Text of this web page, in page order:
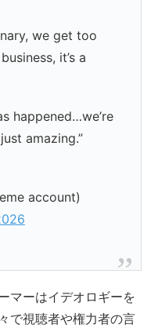
we get too
it’s a
happened…we’re
amazing.”
account)
マーはイデオロギーを
で視聴者や権力者の言